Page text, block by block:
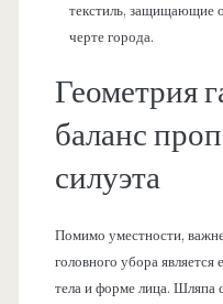
текстиль, защищающие
черте города.
Геометрия
баланс
силуэта
Помимо уместности,
головного убора
тела и форме лица. Шляпа